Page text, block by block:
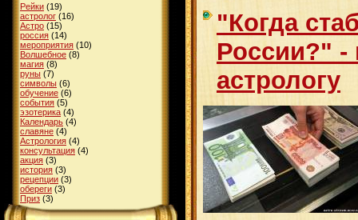
Рейки (19)
астролог (16)
Астро (15)
россия (14)
мероприятия (10)
Волшебное (8)
магия (8)
руны (7)
символы (6)
обучение (6)
события (5)
эзотерика (4)
Календарь (4)
славяне (4)
Астрология (4)
консультация (4)
акция (3)
история (3)
рецепции (3)
обереги (3)
Приз (3)
"Когда
России?" -
астрологу